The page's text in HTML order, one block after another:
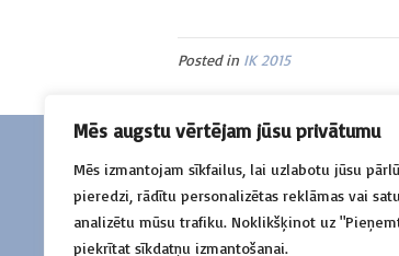
Mēs augstu vērtējam jūsu privātumu
Mēs izmantojam sīkfailus, lai uzlabotu jūsu
pieredzi, rādītu personalizētas reklāmas vai
analizētu mūsu trafiku. Noklikšķinot uz
piekrītat sīkdatņu izmantošanai.
Posted in IK 2015
Sazinies
+371 26516115
Baznīcas iela 9, 3.stāvs Kuldīga, LV-